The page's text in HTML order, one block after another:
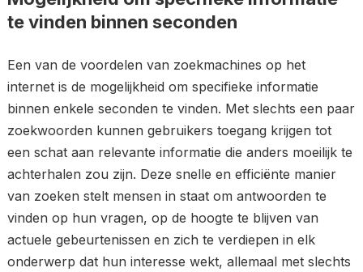
te vinden binnen seconden
Een van de voordelen van zoekmachines op het
internet is de mogelijkheid om specifieke informatie
binnen enkele seconden te vinden. Met slechts een paar
zoekwoorden kunnen gebruikers toegang krijgen tot
een schat aan relevante informatie die anders moeilijk te
achterhalen zou zijn. Deze snelle en efficiënte manier
van zoeken stelt mensen in staat om antwoorden te
vinden op hun vragen, op de hoogte te blijven van
actuele gebeurtenissen en zich te verdiepen in elk
onderwerp dat hun interesse wekt, allemaal met slechts